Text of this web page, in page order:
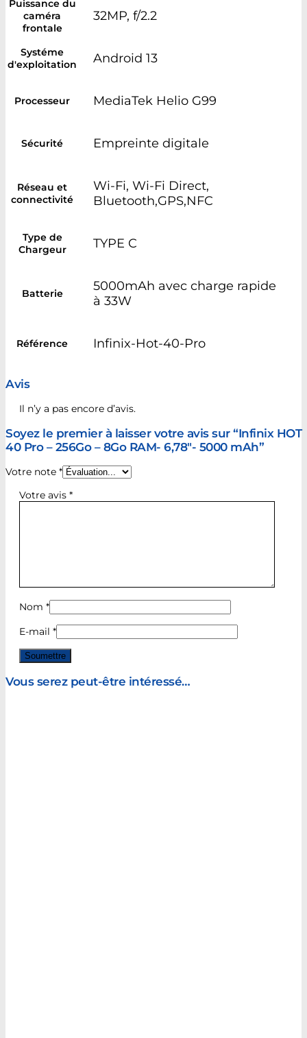
Puissance du
caméra
frontale
32MP, f/2.2
Systéme
d'exploitation
Android 13
Processeur MediaTek Helio G99
Sécurité Empreinte digitale
Réseau et
connectivité
Wi-Fi, Wi-Fi Direct,
Bluetooth,GPS,NFC
Type de
Chargeur
TYPE C
Batterie
5000mAh avec charge rapide
à 33W
Référence Infinix-Hot-40-Pro
Avis
Il n’y a pas encore d’avis.
Soyez le premier à laisser votre avis sur “Infinix HOT
40 Pro – 256Go – 8Go RAM- 6,78″- 5000 mAh”
Votre note *
Votre avis *
Nom *
E-mail *
Vous serez peut-être intéressé…